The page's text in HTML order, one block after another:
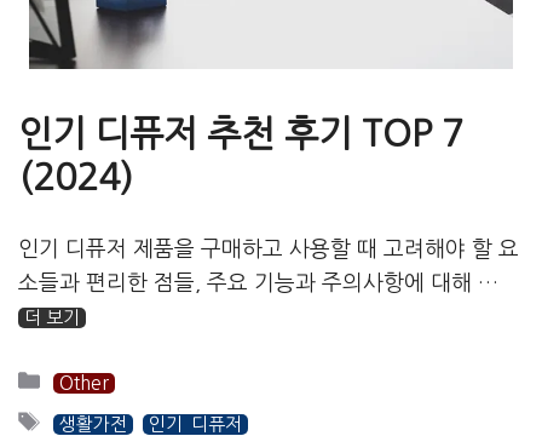
인기 디퓨저 추천 후기 TOP 7
(2024)
인기 디퓨저 제품을 구매하고 사용할 때 고려해야 할 요
소들과 편리한 점들, 주요 기능과 주의사항에 대해 …
더 보기
카
테
Other
태
생활가전 인기 디퓨저